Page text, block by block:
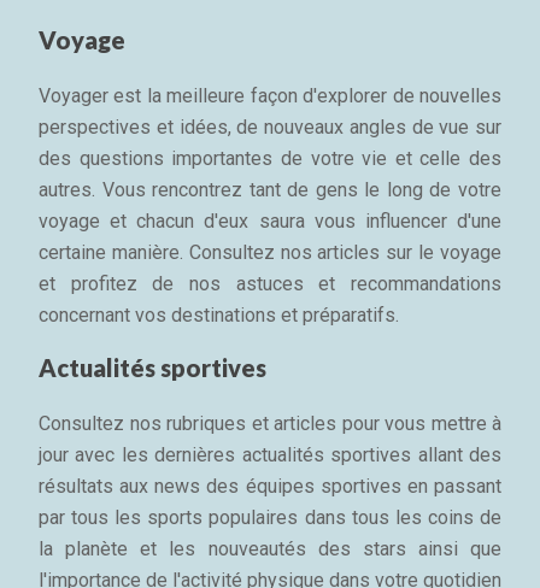
Voyage
Voyager est la meilleure façon d'explorer de nouvelles
perspectives et idées, de nouveaux angles de vue sur
des questions importantes de votre vie et celle des
autres. Vous rencontrez tant de gens le long de votre
voyage et chacun d'eux saura vous influencer d'une
certaine manière. Consultez nos articles sur le voyage
et profitez de nos astuces et recommandations
concernant vos destinations et préparatifs.
Actualités sportives
Consultez nos rubriques et articles pour vous mettre à
jour avec les dernières actualités sportives allant des
résultats aux news des équipes sportives en passant
par tous les sports populaires dans tous les coins de
la planète et les nouveautés des stars ainsi que
l'importance de l'activité physique dans votre quotidien